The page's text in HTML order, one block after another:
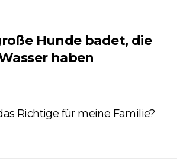
Hunde badet, die
haben
Richtige für meine Familie?